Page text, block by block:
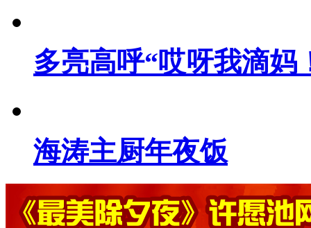
多亮高呼“哎呀我滴妈
海涛主厨年夜饭